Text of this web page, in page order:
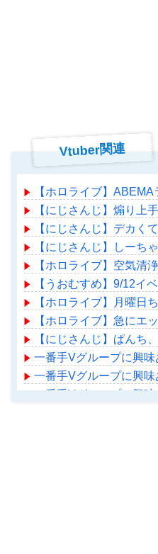
Vtuber関連
【ホロライブ】
【にじさんじ】煽り上
【にじさんじ】デカく
【にじさんじ】しーち
【ホロライブ】空気清
【うおむすめ】9/12イ
【ホロライブ】月曜日
【ホロライブ】急にエ
【にじさんじ】ぱんち
一番手Vグループに興
一番手Vグループに興
一番手Vグループに興